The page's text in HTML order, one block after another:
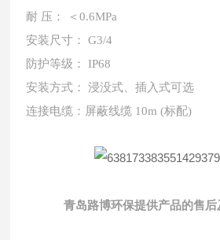
耐 压： ＜0.6MPa
安装尺寸：
G3/4
防护等级：
IP68
安装方式：
浸没式、插入式可选
连接电缆：屏蔽线缆 10m (标配)
青岛路博环保提供产品的售后